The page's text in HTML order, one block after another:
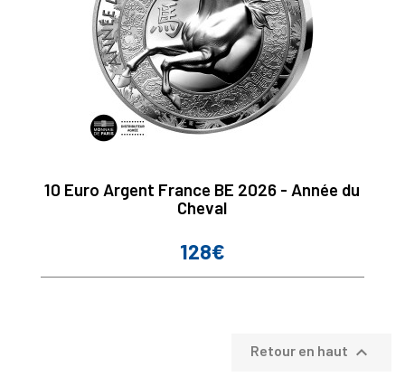
10 Euro Argent France BE 2026 - Année du
Cheval
Prix
128€
Retour en haut 